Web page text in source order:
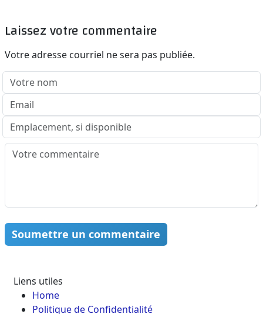
Laissez votre commentaire
Votre adresse courriel ne sera pas publiée.
Soumettre un commentaire
Liens utiles
Home
Politique de Confidentialité